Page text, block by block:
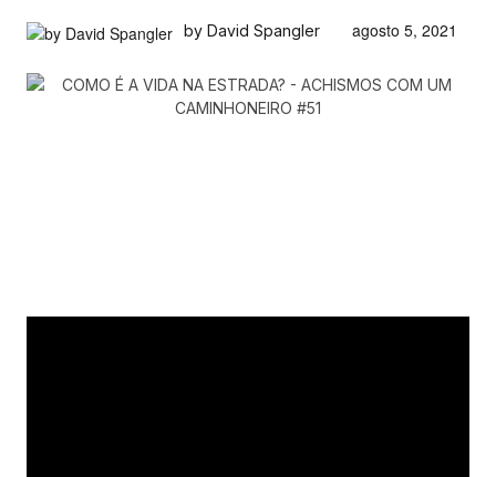
by David Spangler agosto 5, 2021